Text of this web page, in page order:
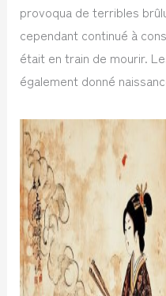
provoqua de terribles
cependant continué à
était en train de mourir.
également donné